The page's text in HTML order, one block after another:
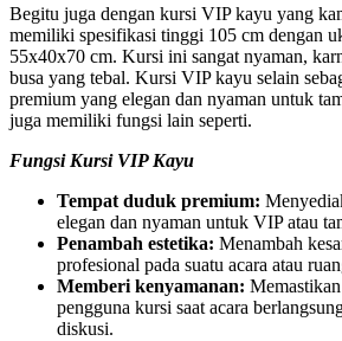
Begitu juga dengan kursi VIP kayu yang
memiliki spesifikasi tinggi 105 cm dengan
55x40x70 cm. Kursi ini sangat nyaman,
busa yang tebal. Kursi VIP kayu selain
premium yang elegan dan nyaman untuk
juga memiliki fungsi lain seperti.
Fungsi Kursi VIP Kayu
Tempat duduk premium:
elegan dan nyaman untuk VIP atau
Penambah estetika: Menambah
profesional pada suatu acara atau
Memberi kenyamanan:
pengguna kursi saat acara
diskusi.